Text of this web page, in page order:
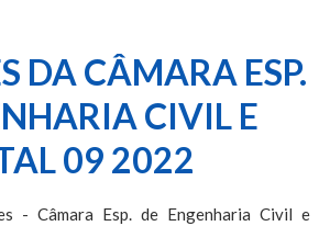
DA CÂMARA ESP.
CIVIL E
09 2022
- Câmara Esp. de Engenharia Civil e